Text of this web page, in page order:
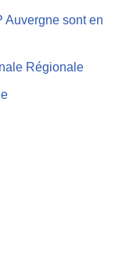
Auvergne sont en
Régionale